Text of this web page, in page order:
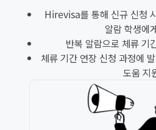
Hirevisa를 통해 신규 신청
알람 학생에
반복 알람으로 체류 기
체류 기간 연장 신청 과정에
도움 지